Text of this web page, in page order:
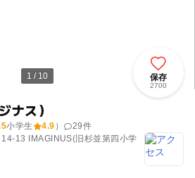
1 / 10
ナス）
小学生 4.9 ） 29件
13 IMAGINUS(旧杉並第四小学
保存
2700